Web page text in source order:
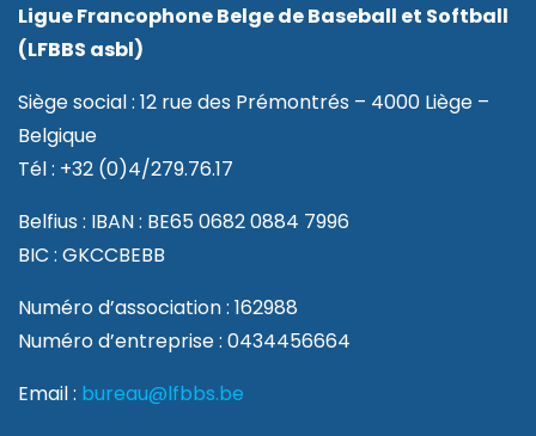
Ligue Francophone Belge de Baseball et Softball
(LFBBS asbl)
Siège social : 12 rue des Prémontrés – 4000 Liège –
Belgique
Tél : +32 (0)4/279.76.17
Belfius : IBAN : BE65 0682 0884 7996
BIC : GKCCBEBB
Numéro d’association : 162988
Numéro d’entreprise : 0434456664
Email : bureau@lfbbs.be